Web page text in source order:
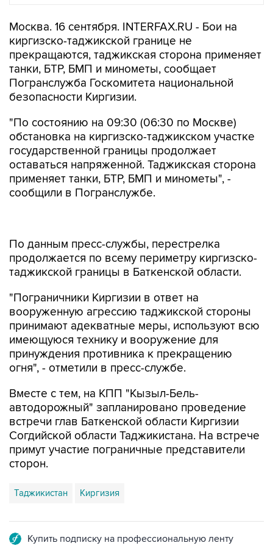
Москва. 16 сентября. INTERFAX.RU - Бои на
киргизско-таджикской границе не
прекращаются, таджикская сторона применяет
танки, БТР, БМП и минометы, сообщает
Погранслужба Госкомитета национальной
безопасности Киргизии.
"По состоянию на 09:30 (06:30 по Москве)
обстановка на киргизско-таджикском участке
государственной границы продолжает
оставаться напряженной. Таджикская сторона
применяет танки, БТР, БМП и минометы", -
сообщили в Погранслужбе.
таджикской границы в Баткенской области.
"Пограничники Киргизии в ответ на
принимают адекватные меры, используют всю
имеющуюся технику и вооружение для
принуждения противника к прекращению
огня", - отметили в пресс-службе.
Вместе с тем, на КПП "Кызыл-Бель-
встречи глав Баткенской области Киргизии
Согдийской области Таджикистана. На встрече
примут участие пограничные представители
сторон.
Таджикистан
Подписаться на рассылку главных новостей сайта